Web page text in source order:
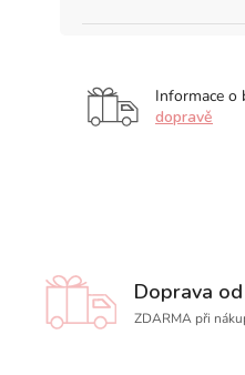
Informace o
dopravě
Doprava
ZDARMA při